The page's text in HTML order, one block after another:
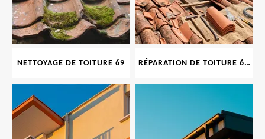
NETTOYAGE DE TOITURE 69 RÉPARATION DE TOITURE 69 RHONE, TUILES CASSÉES OU ABIMÉES